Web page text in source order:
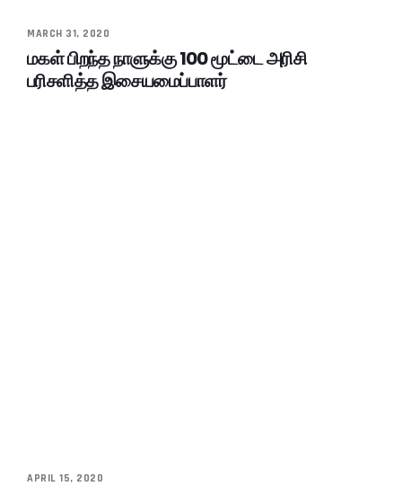
MARCH 31, 2020
மகள் பிறந்த நாளுக்கு 100 மூட்டை அரிசி
பரிசளித்த இசையமைப்பாளர்
APRIL 15, 2020